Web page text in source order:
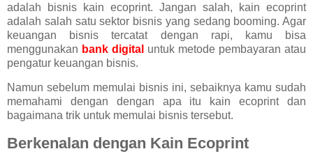
adalah bisnis kain ecoprint. Jangan salah, kain ecoprint
adalah salah satu sektor bisnis yang sedang booming. Agar
keuangan bisnis tercatat dengan rapi, kamu bisa
menggunakan bank digital untuk metode pembayaran atau
pengatur keuangan bisnis.
Namun sebelum memulai bisnis ini, sebaiknya kamu sudah
memahami dengan dengan apa itu kain ecoprint dan
bagaimana trik untuk memulai bisnis tersebut.
Berkenalan dengan Kain Ecoprint